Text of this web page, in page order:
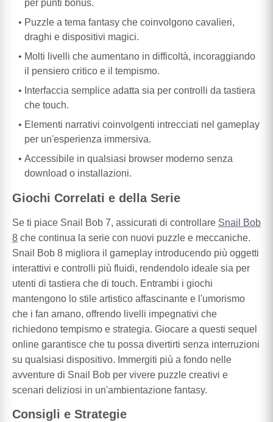
per punti bonus.
Puzzle a tema fantasy che coinvolgono cavalieri,
draghi e dispositivi magici.
Molti livelli che aumentano in difficoltà, incoraggiando
il pensiero critico e il tempismo.
Interfaccia semplice adatta sia per controlli da tastiera
che touch.
Elementi narrativi coinvolgenti intrecciati nel gameplay
per un'esperienza immersiva.
Accessibile in qualsiasi browser moderno senza
download o installazioni.
Giochi Correlati e della Serie
Se ti piace Snail Bob 7, assicurati di controllare Snail Bob
8 che continua la serie con nuovi puzzle e meccaniche.
Snail Bob 8 migliora il gameplay introducendo più oggetti
interattivi e controlli più fluidi, rendendolo ideale sia per
utenti di tastiera che di touch. Entrambi i giochi
mantengono lo stile artistico affascinante e l'umorismo
che i fan amano, offrendo livelli impegnativi che
richiedono tempismo e strategia. Giocare a questi sequel
online garantisce che tu possa divertirti senza interruzioni
su qualsiasi dispositivo. Immergiti più a fondo nelle
avventure di Snail Bob per vivere puzzle creativi e
scenari deliziosi in un'ambientazione fantasy.
Consigli e Strategie